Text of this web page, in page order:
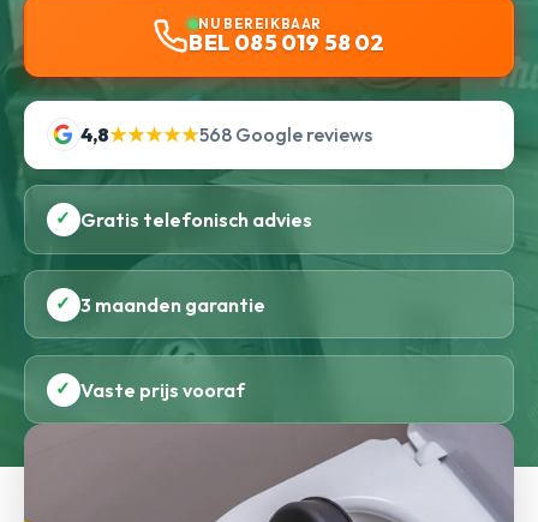
NU BEREIKBAAR
BEL 085 019 58 02
4,8★★★★★568 Google reviews
✓ Gratis telefonisch advies
✓ 3 maanden garantie
✓ Vaste prijs vooraf